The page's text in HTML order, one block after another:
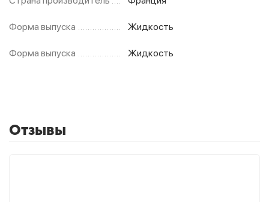
Форма выпуска Жидкость
Форма выпуска Жидкость
Отзывы